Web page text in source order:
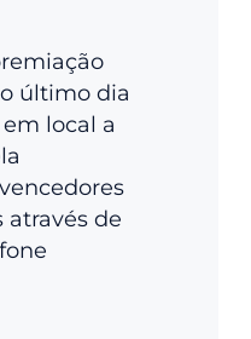
último dia
em local a
através de